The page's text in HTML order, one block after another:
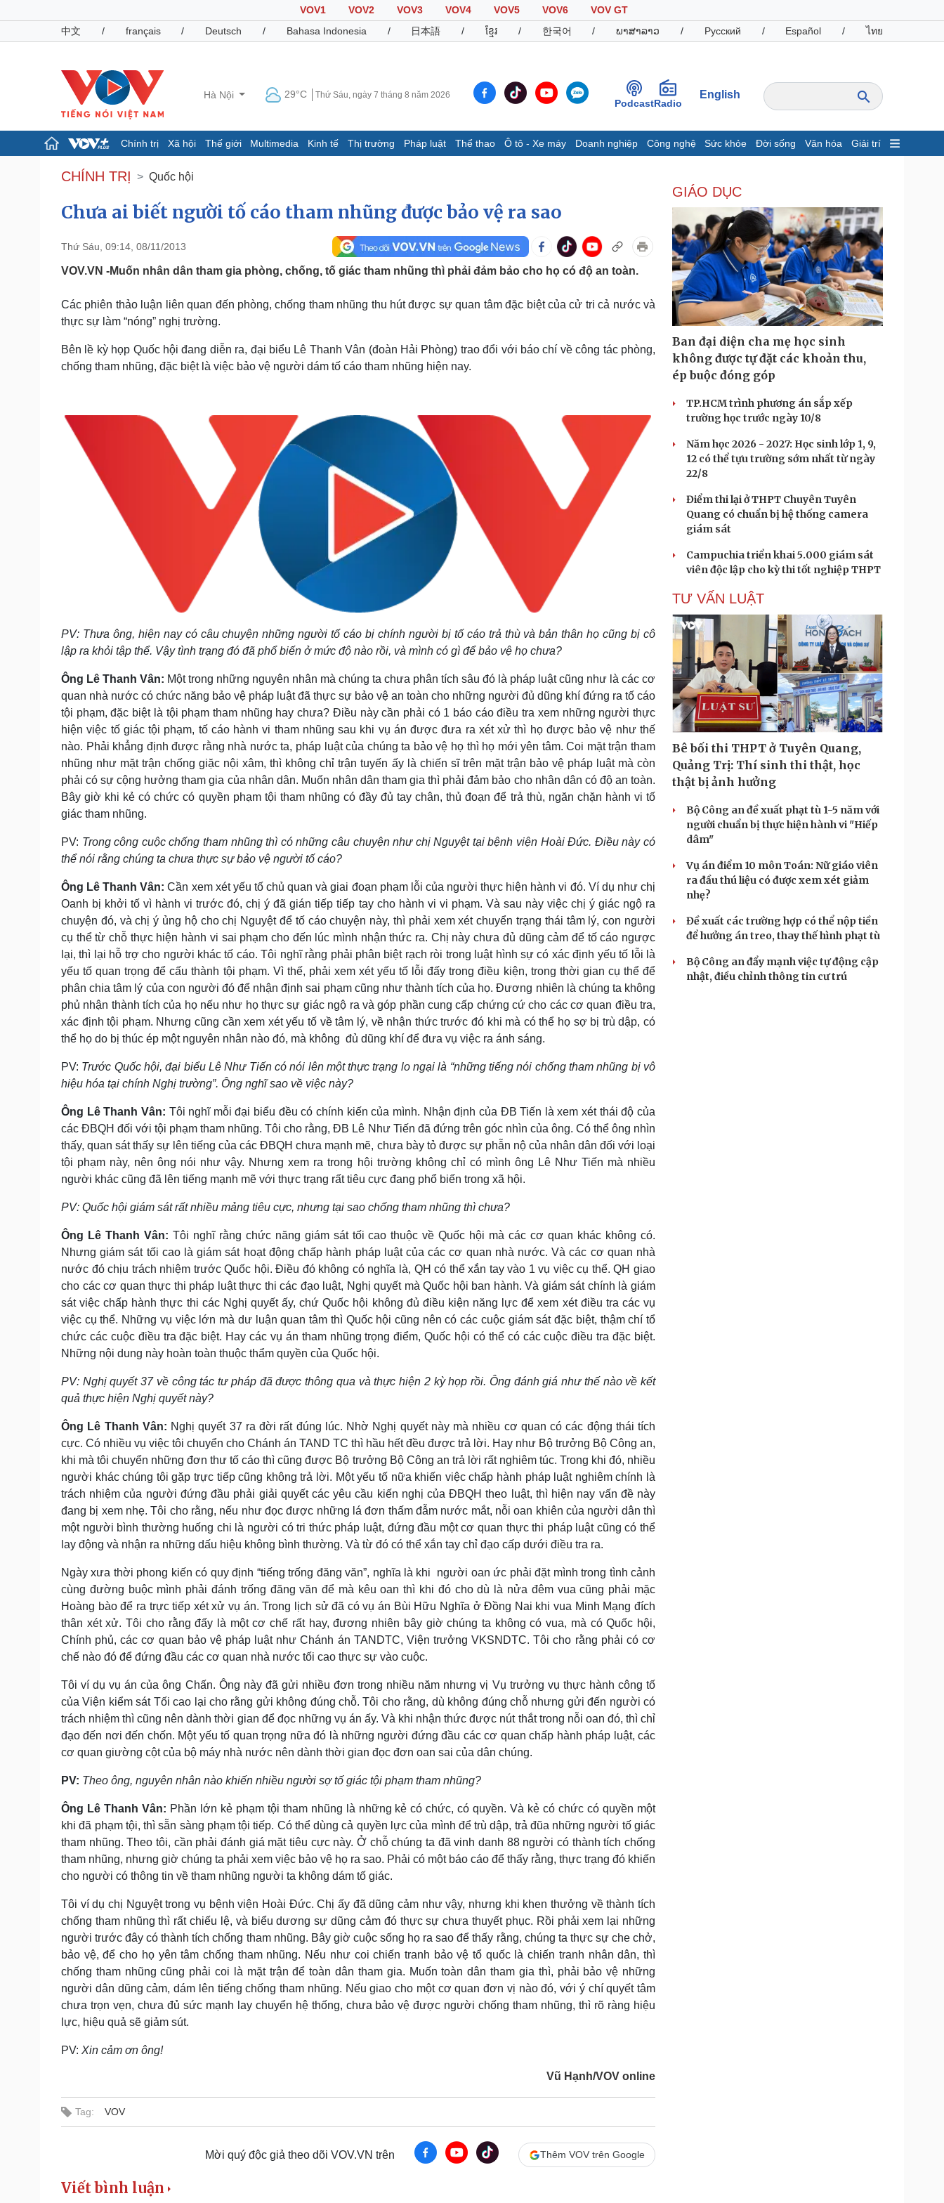
VOV1 VOV2 VOV3 VOV4 VOV5 VOV6
VOV GT
中文
/ français / Deutsch / Bahasa Indonesia / 日本語 / ខ្មែរ / 한국어 / ພາສາລາວ / Русский / Español / ไทย
Hà Nội 29°C Thứ Sáu, ngày 7 tháng 8 năm 2026
PodcastRadio
English
Chính trị Xã hội Thế giới Multimedia Kinh tế Thị trường Pháp luật Thể thao Ô tô - Xe máy Doanh nghiệp Công nghệ Sức khỏe Đời sống Văn hóa Giải trí
Chính trị
Tổ chức nhân sự
Quốc hội
Dự báo thời tiết
Giáo dục
Biển đảo
Cuộc sống đó đây
Hồ sơ
Ảnh
E-Magazine
Infographic
Bất động sản
Khởi nghiệp
Tiêu dùng
Tỷ giá
Chứng khoán
Giá cà phê
Vụ án
Tin nóng
Vũ khí
Việt Nam
Bóng đá
eSports
Hậu trường
Ô tô
Doanh nghiệp
Thông tin doanh nghiệp
Doanh nghiệp 24h
Doanh nhân
Vì cộng đồng
Công nghệ
Sành điệu
Tin Công nghệ
Trải nghiệm
Chuyển đổi số
Cây thuốc
Sản phụ khoa
Nhi khoa
Nam khoa
Làm đẹp - giảm cân
Phòng mạch online
Ăn sạch sống khỏe
Blog
Tình yêu - Gia đình
Thời trang
Sao Việt
Săn Tour
check-in
Câu chuyện thời sự
Đọc truyện đêm khuya
Cửa sổ tình yêu
Kể chuyện cho bé
CHÍNH TRỊ Quốc hội
Chưa ai biết người tố cáo tham nhũng được bảo vệ ra sao
Thứ Sáu, 09:14, 08/11/2013
VOV.VN -Muốn nhân dân tham gia phòng, chống, tố giác tham nhũng thì phải đảm bảo cho họ có độ an toàn.
Các phiên thảo luận liên quan đến phòng, chống tham nhũng thu hút được sự quan tâm đặc biệt của cử tri cả nước và
thực sự làm “nóng” nghị trường.
Bên lề kỳ họp Quốc hội đang diễn ra, đại biểu Lê Thanh Vân (đoàn Hải Phòng) trao đổi với báo chí về công tác phòng,
chống tham nhũng, đặc biệt là việc bảo vệ người dám tố cáo tham nhũng hiện nay.
PV: Thưa ông, hiện nay có câu chuyện những người tố cáo bị chính người bị tố cáo trả thù và bản thân họ cũng bị cô
lập ra khỏi tập thể. Vậy tình trạng đó đã phổ biến ở mức độ nào rồi, và mình có gì để bảo vệ họ chưa?
Ông Lê Thanh Vân: Một trong những nguyên nhân mà chúng ta chưa phân tích sâu đó là pháp luật cũng như là các cơ
quan nhà nước có chức năng bảo vệ pháp luật đã thực sự bảo vệ an toàn cho những người đủ dũng khí đứng ra tố cáo
tội phạm, đặc biệt là tội phạm tham nhũng hay chưa? Điều này cần phải có 1 báo cáo điều tra xem những người thực
hiện việc tố giác tội phạm, tố cáo hành vi tham nhũng sau khi vụ án được đưa ra xét xử thì họ được bảo vệ như thế
nào. Phải khẳng định được rằng nhà nước ta, pháp luật của chúng ta bảo vệ họ thì họ mới yên tâm. Coi mặt trận tham
nhũng như mặt trận chống giặc nội xâm, thì không chỉ trận tuyến ấy là chiến sĩ trên mặt trận bảo vệ pháp luật mà còn
phải có sự cộng hưởng tham gia của nhân dân. Muốn nhân dân tham gia thì phải đảm bảo cho nhân dân có độ an toàn.
Bây giờ khi kẻ có chức có quyền phạm tội tham nhũng có đầy đủ tay chân, thủ đoạn để trả thù, ngăn chặn hành vi tố
giác tham nhũng.
PV: Trong công cuộc chống tham nhũng thì có những câu chuyện như chị Nguyệt tại bệnh viện Hoài Đức. Điều này có
thể nói rằng chúng ta chưa thực sự bảo vệ người tố cáo?
Ông Lê Thanh Vân: Cần xem xét yếu tố chủ quan và giai đoạn phạm lỗi của người thực hiện hành vi đó. Ví dụ như chị
Oanh bị khởi tố vì hành vi trước đó, chị ý đã gián tiếp tiếp tay cho hành vi vi phạm. Và sau này việc chị ý giác ngộ ra
chuyện đó, và chị ý ủng hộ cho chị Nguyệt để tố cáo chuyện này, thì phải xem xét chuyển trạng thái tâm lý, con người
cụ thể từ chỗ thực hiện hành vi sai phạm cho đến lúc mình nhận thức ra. Chị này chưa đủ dũng cảm để tố cáo ngược
lại, thì lại hỗ trợ cho người khác tố cáo. Tôi nghĩ rằng phải phân biệt rạch ròi trong luật hình sự có xác định yếu tố lỗi là
yếu tố quan trọng để cấu thành tội phạm. Vì thế, phải xem xét yếu tố lỗi đấy trong điều kiện, trong thời gian cụ thể để
phân chia tâm lý của con người đó để nhận định sai phạm cũng như thành tích của họ. Đương nhiên là chúng ta không
phủ nhận thành tích của họ nếu như họ thực sự giác ngộ ra và góp phần cung cấp chứng cứ cho các cơ quan điều tra,
xác định tội phạm. Nhưng cũng cần xem xét yếu tố về tâm lý, về nhận thức trước đó khi mà có thể họ sợ bị trù dập, có
thể họ do bị thúc ép một nguyên nhân nào đó, mà không đủ dũng khí để đưa vụ việc ra ánh sáng.
PV: Trước Quốc hội, đại biểu Lê Như Tiến có nói lên một thực trạng lo ngại là “những tiếng nói chống tham nhũng bị vô
hiệu hóa tại chính Nghị trường”. Ông nghĩ sao về việc này?
Ông Lê Thanh Vân: Tôi nghĩ mỗi đại biểu đều có chính kiến của mình. Nhận định của ĐB Tiến là xem xét thái độ của
các ĐBQH đối với tội phạm tham nhũng. Tôi cho rằng, ĐB Lê Như Tiến đã đứng trên góc nhìn của ông. Có thể ông nhìn
thấy, quan sát thấy sự lên tiếng của các ĐBQH chưa mạnh mẽ, chưa bày tỏ được sự phẫn nộ của nhân dân đối với loại
tội phạm này, nên ông nói như vậy. Nhưng xem ra trong hội trường không chỉ có mình ông Lê Như Tiến mà nhiều
người khác cũng đã lên tiếng mạnh mẽ với thực trạng rất tiêu cực đang phổ biến trong xã hội.
PV: Quốc hội giám sát rất nhiều mảng tiêu cực, nhưng tại sao chống tham nhũng thì chưa?
Ông Lê Thanh Vân: Tôi nghĩ rằng chức năng giám sát tối cao thuộc về Quốc hội mà các cơ quan khác không có.
Nhưng giám sát tối cao là giám sát hoạt động chấp hành pháp luật của các cơ quan nhà nước. Và các cơ quan nhà
nước đó chịu trách nhiệm trước Quốc hội. Điều đó không có nghĩa là, QH có thể xắn tay vào 1 vụ việc cụ thể. QH giao
cho các cơ quan thực thi pháp luật thực thi các đạo luật, Nghị quyết mà Quốc hội ban hành. Và giám sát chính là giám
sát việc chấp hành thực thi các Nghị quyết ấy, chứ Quốc hội không đủ điều kiện năng lực để xem xét điều tra các vụ
việc cụ thể. Những vụ việc lớn mà dư luận quan tâm thì Quốc hội cũng nên có các cuộc giám sát đặc biệt, thậm chí tổ
chức các cuộc điều tra đặc biệt. Hay các vụ án tham nhũng trọng điểm, Quốc hội có thể có các cuộc điều tra đặc biệt.
Những nội dung này hoàn toàn thuộc thẩm quyền của Quốc hội.
PV: Nghị quyết 37 về công tác tư pháp đã được thông qua và thực hiện 2 kỳ họp rồi. Ông đánh giá như thế nào về kết
quả thực hiện Nghị quyết này?
Ông Lê Thanh Vân: Nghị quyết 37 ra đời rất đúng lúc. Nhờ Nghị quyết này mà nhiều cơ quan có các động thái tích
cực. Có nhiều vụ việc tôi chuyển cho Chánh án TAND TC thì hầu hết đều được trả lời. Hay như Bộ trưởng Bộ Công an,
khi mà tôi chuyển những đơn thư tố cáo thì cũng được Bộ trưởng Bộ Công an trả lời rất nghiêm túc. Trong khi đó, nhiều
người khác chúng tôi gặp trực tiếp cũng không trả lời. Một yếu tố nữa khiến việc chấp hành pháp luật nghiêm chính là
trách nhiệm của người đứng đầu phải giải quyết các yêu cầu kiến nghị của ĐBQH theo luật, thì hiện nay vấn đề này
đang bị xem nhẹ. Tôi cho rằng, nếu như đọc được những lá đơn thấm đẫm nước mắt, nỗi oan khiên của người dân thì
một người bình thường huống chi là người có tri thức pháp luật, đứng đầu một cơ quan thực thi pháp luật cũng có thể
lay động và nhận ra những dấu hiệu không bình thường. Và từ đó có thể xắn tay chỉ đạo cấp dưới điều tra ra.
Ngày xưa thời phong kiến có quy định “tiếng trống đăng văn”, nghĩa là khi người oan ức phải đặt mình trong tình cảnh
cùng đường buộc mình phải đánh trống đăng văn để mà kêu oan thì khi đó cho dù là nửa đêm vua cũng phải mặc
Hoàng bào để ra trực tiếp xét xử vụ án. Trong lịch sử đã có vụ án Bùi Hữu Nghĩa ở Đồng Nai khi vua Minh Mạng đích
thân xét xử. Tôi cho rằng đấy là một cơ chế rất hay, đương nhiên bây giờ chúng ta không có vua, mà có Quốc hội,
Chính phủ, các cơ quan bảo vệ pháp luật như Chánh án TANDTC, Viện trưởng VKSNDTC. Tôi cho rằng phải có cơ
chế nào đó để đứng đầu các cơ quan nhà nước tối cao thực sự vào cuộc.
Tôi ví dụ vụ án của ông Chấn. Ông này đã gửi nhiều đơn trong nhiều năm nhưng vị Vụ trưởng vụ thực hành công tố
của Viện kiểm sát Tối cao lại cho rằng gửi không đúng chỗ. Tôi cho rằng, dù không đúng chỗ nhưng gửi đến người có
trách nhiệm thì cũng nên dành thời gian để đọc những vụ án ấy. Và khi nhận thức được nút thắt trong nỗi oan đó, thì chỉ
đạo đến nơi đến chốn. Một yếu tố quan trọng nữa đó là những người đứng đầu các cơ quan chấp hành pháp luật, các
cơ quan giường cột của bộ máy nhà nước nên dành thời gian đọc đơn oan sai của dân chúng.
PV: Theo ông, nguyên nhân nào khiến nhiều người sợ tố giác tội phạm tham nhũng?
Ông Lê Thanh Vân: Phần lớn kẻ phạm tội tham nhũng là những kẻ có chức, có quyền. Và kẻ có chức có quyền một
khi đã phạm tội, thì sẵn sàng phạm tội tiếp. Có thể dùng cả quyền lực của mình để trù dập, trả đũa những người tố giác
tham nhũng. Theo tôi, cần phải đánh giá mặt tiêu cực này. Ở chỗ chúng ta đã vinh danh 88 người có thành tích chống
tham nhũng, nhưng giờ chúng ta phải xem việc bảo vệ họ ra sao. Phải có một báo cáo để thấy rằng, thực trạng đó khiến
cho người có thông tin về tham nhũng người ta không dám tố giác.
Tôi ví dụ chị Nguyệt trong vụ bệnh viện Hoài Đức. Chị ấy đã dũng cảm như vậy, nhưng khi khen thưởng về thành tích
chống tham nhũng thì rất chiếu lệ, và biểu dương sự dũng cảm đó thực sự chưa thuyết phục. Rồi phải xem lại những
người trước đây có thành tích chống tham nhũng. Bây giờ cuộc sống họ ra sao để thấy rằng, chúng ta thực sự che chở,
bảo vệ, để cho họ yên tâm chống tham nhũng. Nếu như coi chiến tranh bảo vệ tổ quốc là chiến tranh nhân dân, thì
chống tham nhũng cũng phải coi là mặt trận để toàn dân tham gia. Muốn toàn dân tham gia thì, phải bảo vệ những
người dân dũng cảm, dám lên tiếng chống tham nhũng. Nếu giao cho một cơ quan đơn vị nào đó, với ý chí quyết tâm
chưa trọn vẹn, chưa đủ sức mạnh lay chuyển hệ thống, chưa bảo vệ được người chống tham nhũng, thì rõ ràng hiệu
lực, hiệu quả sẽ giảm sút.
PV: Xin cảm ơn ông!
Vũ Hạnh/VOV online
Tag: VOV
Mời quý độc giả theo dõi VOV.VN trên Thêm VOV trên Google
Viết bình luận
GIÁO DỤC
Ban đại diện cha mẹ học sinh
không được tự đặt các khoản thu,
ép buộc đóng góp
TP.HCM trình phương án sắp xếp
trường học trước ngày 10/8
Năm học 2026 - 2027: Học sinh lớp 1, 9,
12 có thể tựu trường sớm nhất từ ngày
22/8
Điểm thi lại ở THPT Chuyên Tuyên
Quang có chuẩn bị hệ thống camera
giám sát
Campuchia triển khai 5.000 giám sát
viên độc lập cho kỳ thi tốt nghiệp THPT
TƯ VẤN LUẬT
Bê bối thi THPT ở Tuyên Quang,
Quảng Trị: Thí sinh thi thật, học
thật bị ảnh hưởng
Bộ Công an đề xuất phạt tù 1-5 năm với
người chuẩn bị thực hiện hành vi "Hiếp
dâm"
Vụ án điểm 10 môn Toán: Nữ giáo viên
ra đầu thú liệu có được xem xét giảm
nhẹ?
Đề xuất các trường hợp có thể nộp tiền
để hưởng án treo, thay thế hình phạt tù
Bộ Công an đẩy mạnh việc tự động cập
nhật, điều chỉnh thông tin cư trú